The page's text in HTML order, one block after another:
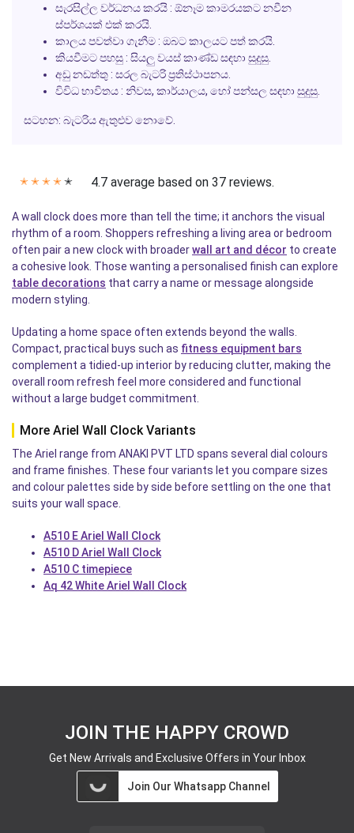
සැරසිල්ල වර්ධනය කරයි: ඕනෑම කාමරයකට නවීන
ස්පර්ශයක් එක් කරයි.
කාලය පවත්වා ගැනීම: ඔබට කාලයට පත් කරයි.
කියවීමට පහසු: සියලු වයස් කාණ්ඩ සඳහා සුදුසු.
අඩු නඩත්තු: සරල බැටරි ප්‍රතිස්ථාපනය.
විවිධ භාවිතය: නිවස, කාර්යාලය, හෝ පන්සල සඳහා සුදුසු.
සටහන: බැටරිය ඇතුළුව නොවේ.
✭ ✭ ✭ ✭ ✭ 4.7 average based on 37 reviews.
A wall clock does more than tell the time; it anchors the visual
rhythm of a room. Shoppers refreshing a living area or bedroom
often pair a new clock with broaderwall art and décor to create
a cohesive look. Those wanting a personalised finish can explore
table decorations that carry a name or message alongside
modern styling.
Updating a home space often extends beyond the walls.
Compact, practical buys such as fitness equipment bars
complement a tidied-up interior by reducing clutter, making the
overall room refresh feel more considered and functional
without a large budget commitment.
More Ariel Wall Clock Variants
The Ariel range from ANAKI PVT LTD spans several dial colours
and frame finishes. These four variants let you compare sizes
and colour palettes side by side before settling on the one that
suits your wall space.
A510 E Ariel Wall Clock
A510 D Ariel Wall Clock
A510 C timepiece
Aq 42 White Ariel Wall Clock
JOIN THE HAPPY CROWD
Get New Arrivals and Exclusive Offers in Your Inbox
Join Our Whatsapp Channel